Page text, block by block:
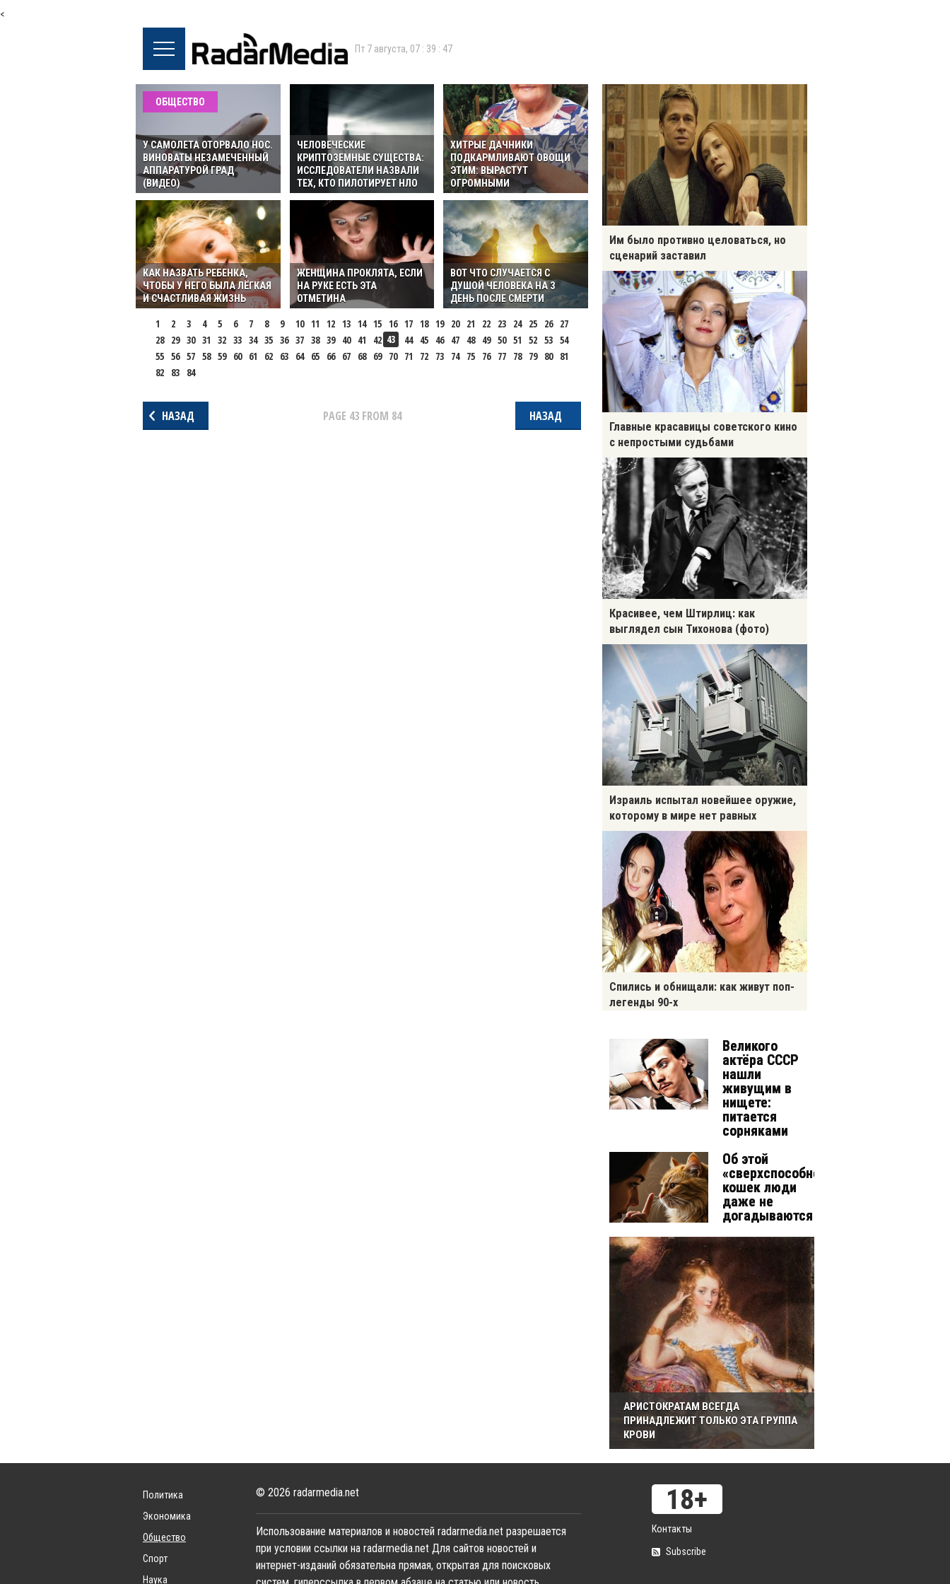
<
Пт 7 августа, 07 : 39 : 48
ОБЩЕСТВО
У САМОЛЕТА ОТОРВАЛО НОС.
ВИНОВАТЫ НЕЗАМЕЧЕННЫЙ
АППАРАТУРОЙ ГРАД
(ВИДЕО)
ЧЕЛОВЕЧЕСКИЕ
КРИПТОЗЕМНЫЕ СУЩЕСТВА:
ИССЛЕДОВАТЕЛИ НАЗВАЛИ
ТЕХ, КТО ПИЛОТИРУЕТ НЛО
ХИТРЫЕ ДАЧНИКИ
ПОДКАРМЛИВАЮТ ОВОЩИ
ЭТИМ: ВЫРАСТУТ
ОГРОМНЫМИ
КАК НАЗВАТЬ РЕБЕНКА,
ЧТОБЫ У НЕГО БЫЛА ЛЁГКАЯ
И СЧАСТЛИВАЯ ЖИЗНЬ
ЖЕНЩИНА ПРОКЛЯТА, ЕСЛИ
НА РУКЕ ЕСТЬ ЭТА
ОТМЕТИНА
ВОТ ЧТО СЛУЧАЕТСЯ С
ДУШОЙ ЧЕЛОВЕКА НА 3
ДЕНЬ ПОСЛЕ СМЕРТИ
1 2 3 4 5 6 7 8 9 10 11 12 13 14 15 16 17 18 19 20 21 22 23 24 25 26 27
28 29 30 31 32 33 34 35 36 37 38 39 40 41 42 43 44 45 46 47 48 49 50 51 52 53 54
55 56 57 58 59 60 61 62 63 64 65 66 67 68 69 70 71 72 73 74 75 76 77 78 79 80 81
82 83 84
НАЗАД PAGE 43FROM 84 НАЗАД
Им было противно целоваться, но
сценарий заставил
Главные красавицы советского кино
с непростыми судьбами
Красивее, чем Штирлиц: как
выглядел сын Тихонова (фото)
Израиль испытал новейшее оружие,
которому в мире нет равных
Спились и обнищали: как живут поп-
легенды 90-х
Великого
актёра СССР
нашли
живущим в
нищете:
питается
сорняками
Об этой
«сверхспособности»
кошек люди
даже не
догадываются
АРИСТОКРАТАМ ВСЕГДА
ПРИНАДЛЕЖИТ ТОЛЬКО ЭТА ГРУППА
КРОВИ
Политика
Экономика
Общество
Спорт
Наука
© 2026 radarmedia.net
Использование материалов и новостей radarmedia.net разрешается
при условии ссылки на radarmedia.net Для сайтов новостей и
интернет-изданий обязательна прямая, открытая для поисковых
Контакты
Subscribe